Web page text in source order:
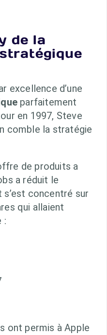
de la
excellence d’une
parfaitement
en 1997, Steve
comble la stratégie
de produits a
a réduit le
concentré sur
qui allaient
:
ont permis à Apple